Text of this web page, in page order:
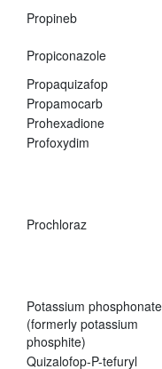
Propineb
Propiconazole
Propaquizafop
Propamocarb
Prohexadione
Profoxydim
Prochloraz
Potassium
(formerly potassium
phosphite)
Quizalofop-P-tefuryl